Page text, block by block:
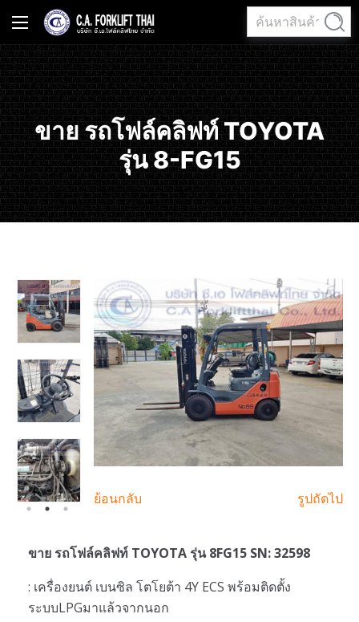
ค้นหา: ค้นหา
ขาย รถโฟล์คลิฟท์ TOYOTA
รุ่น 8-FG15
ย้อนกลับ รูปถัดไป
ขาย รถโฟล์คลิฟท์ TOYOTA รุ่น 8FG15 SN: 32598
: เครื่องยนต์ เบนซิล โตโยต้า 4Y ECS พร้อมติดตั้ง
ระบบLPGมาแล้วจากนอก